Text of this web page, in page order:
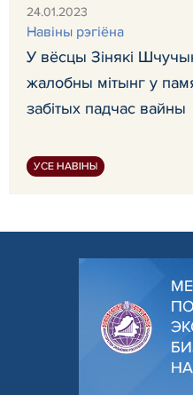
24.01.2023
Навiны рэгiёна
У вёсцы Зінякі
жалобны мітынг у
забітых падчас вайны
УСЕ НАВІНЫ